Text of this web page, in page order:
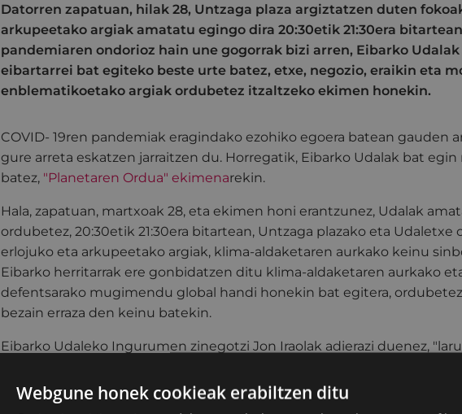
Datorren zapatuan, hilak 28, Untzaga plaza argiztatzen duten
arkupeetako argiak amatatu egingo dira 20:30etik 21:30era
pandemiaren ondorioz hain une gogorrak bizi arren, Eibarko
eibartarrei bat egiteko beste urte batez, etxe, negozio, eraikin eta
enblematikoetako argiak ordubetez itzaltzeko ekimen honekin.
COVID- 19ren pandemiak eragindako ezohiko egoera batean gauden
gure arreta eskatzen jarraitzen du. Horregatik, Eibarko Udalak bat
batez, "Planetaren Ordua" ekimenarekin.
Hala, zapatuan, martxoak 28, eta ekimen honi erantzunez, Udalak
ordubetez, 20:30etik 21:30era bitartean, Untzaga plazako eta Udaletxe
erlojuko eta arkupeetako argiak, klima-aldaketaren aurkako keinu
Eibarko herritarrak ere gonbidatzen ditu klima-aldaketaren aurkako
defentsarako mugimendu global handi honekin bat egitera,
bezain erraza den keinu batekin.
Eibarko Udaleko Ingurumen zinegotzi Jon Iraolak adierazi duenez,
gure etxean egotera behartuta egongo garenez, une egokia izan
erakusteko klima-aldaketak eta gure planetaren egoerak kezkatu
bizi dugun egoera gogor honetan egonik ere. Hortaz, batu gaitezen
Webgune honek cookieak erabiltzen ditu